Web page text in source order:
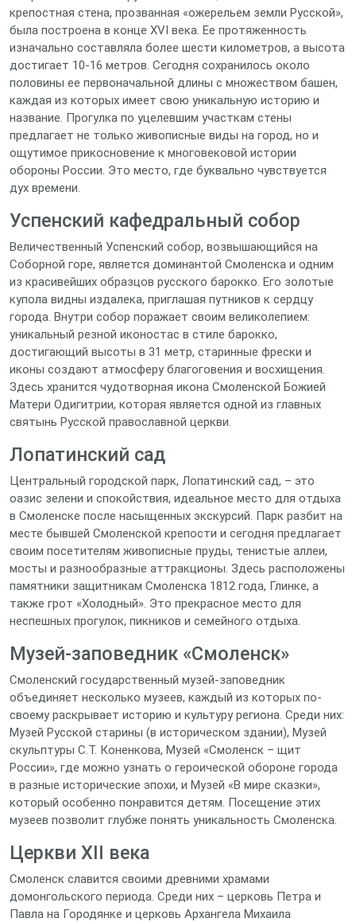
крепостная стена, прозванная «ожерельем земли Русской»,
была построена в конце XVI века. Ее протяженность
изначально составляла более шести километров, а высота
достигает 10-16 метров. Сегодня сохранилось около
половины ее первоначальной длины с множеством башен,
каждая из которых имеет свою уникальную историю и
название. Прогулка по уцелевшим участкам стены
предлагает не только живописные виды на город, но и
ощутимое прикосновение к многовековой истории
обороны России. Это место, где буквально чувствуется
дух времени.
Успенский кафедральный собор
Величественный Успенский собор, возвышающийся на
Соборной горе, является доминантой Смоленска и одним
из красивейших образцов русского барокко. Его золотые
купола видны издалека, приглашая путников к сердцу
города. Внутри собор поражает своим великолепием:
уникальный резной иконостас в стиле барокко,
достигающий высоты в 31 метр, старинные фрески и
иконы создают атмосферу благоговения и восхищения.
Здесь хранится чудотворная икона Смоленской Божией
Матери Одигитрии, которая является одной из главных
святынь Русской православной церкви.
Лопатинский сад
Центральный городской парк, Лопатинский сад, – это
оазис зелени и спокойствия, идеальное место для отдыха
в Смоленске после насыщенных экскурсий. Парк разбит на
месте бывшей Смоленской крепости и сегодня предлагает
своим посетителям живописные пруды, тенистые аллеи,
мосты и разнообразные аттракционы. Здесь расположены
памятники защитникам Смоленска 1812 года, Глинке, а
также грот «Холодный». Это прекрасное место для
неспешных прогулок, пикников и семейного отдыха.
Музей-заповедник «Смоленск»
Смоленский государственный музей-заповедник
объединяет несколько музеев, каждый из которых по-
своему раскрывает историю и культуру региона. Среди них:
Музей Русской старины (в историческом здании), Музей
скульптуры С.Т. Коненкова, Музей «Смоленск – щит
России», где можно узнать о героической обороне города
в разные исторические эпохи, и Музей «В мире сказки»,
который особенно понравится детям. Посещение этих
музеев позволит глубже понять уникальность Смоленска.
Церкви XII века
Смоленск славится своими древними храмами
домонгольского периода. Среди них – церковь Петра и
Павла на Городянке и церковь Архангела Михаила